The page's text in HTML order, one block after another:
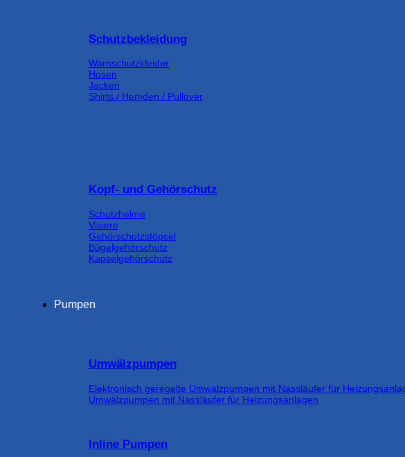
Schutzbekleidung
Warnschutzkleider
Hosen
Jacken
Shirts / Hemden / Pullover
Kopf- und Gehörschutz
Schutzhelme
Visiere
Gehörschutzstöpsel
Bügelgehörschutz
Kapselgehörschutz
Pumpen
Umwälzpumpen
Elektronisch geregelte Umwälzpumpen mit Nassläufer für
Umwälzpumpen mit Nassläufer für Heizungsanlagen
Inline Pumpen